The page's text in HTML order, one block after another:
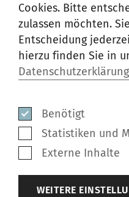
Spinnerei.
Mass zur
Exzellenz beim
R 37 bei
aufgrund
minimalen
genutzt. Diese
und Weben zur
Cookies. Bitte
zulassen möchten.
Entscheidung
hierzu finden Sie in
Datenschutzerklärung
Benötigt
Statistiken und
Externe Inhalte
WEITERE